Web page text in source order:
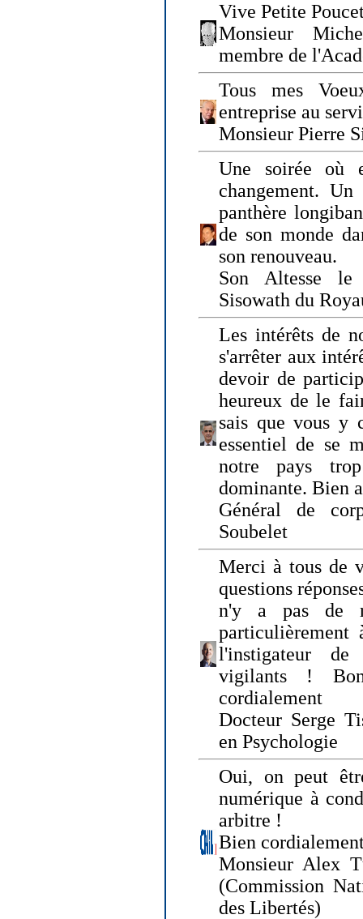
Vive Petite
Monsieur
membre de
Tous mes
entreprise au
Monsieur Pierre
Une soirée où
changement.
panthère
de son monde
son renouveau.
Son Altesse le
Sisowath du
Les intérêts de
s'arrêter aux
devoir de
heureux de le
sais que vous y
essentiel de se
notre pays
dominante. Bien
Général de
Soubelet
Merci à tous de
questions
n'y a pas de
l'instigateur de
vigilants !
cordialement
Docteur Serge
en Psychologie
Oui, on peut
numérique à
arbitre !
Bien
Monsieur Alex
(Commission
des Libertés)